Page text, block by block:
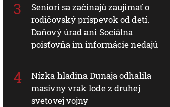
Seniori sa začínajú zaujímať o
rodičovský príspevok od detí.
Daňový úrad ani Sociálna
poisťovňa im informácie nedajú
Nízka hladina Dunaja odhalila
masívny vrak lode z druhej
svetovej vojny